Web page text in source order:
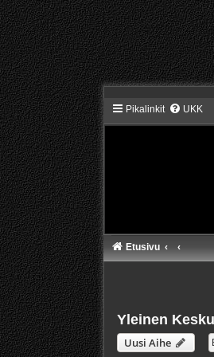
Pikalinkit UKK
Etusivu
Yleinen
Uusi Aihe